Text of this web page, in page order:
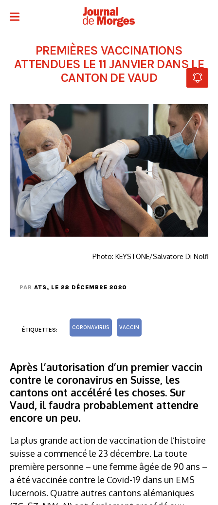
PREMIÈRES VACCINATIONS
ATTENDUES LE 11 JANVIER DANS LE
CANTON DE VAUD
Photo: KEYSTONE/Salvatore Di Nolfi
PAR ATS, LE 28 DÉCEMBRE 2020
ÉTIQUETTES: CORONAVIRUS VACCIN
Après l’autorisation d’un premier vaccin
contre le coronavirus en Suisse, les
cantons ont accéléré les choses. Sur
Vaud, il faudra probablement attendre
encore un peu.
La plus grande action de vaccination de l’histoire
suisse a commencé le 23 décembre. La toute
première personne – une femme âgée de 90 ans –
a été vaccinée contre le Covid-19 dans un EMS
lucernois. Quatre autres cantons alémaniques